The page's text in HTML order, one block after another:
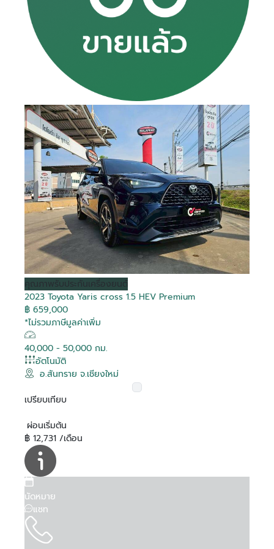
คุณภาพรับประกันเครื่องยนต์
2023 Toyota Yaris cross 1.5 HEV Premium
฿ 659,000
*ไม่รวมภาษีมูลค่าเพิ่ม
40,000 - 50,000 กม.
อัตโนมัติ
อ.สันทราย จ.เชียงใหม่
เปรียบเทียบ
ผ่อนเริ่มต้น
฿ 12,731 /เดือน
นัดหมาย
แชท